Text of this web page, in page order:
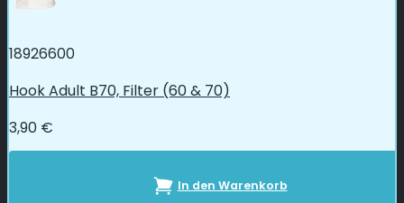
18926600
Hook Adult B70, Filter (60 & 70)
3,90 €
In den Warenkorb